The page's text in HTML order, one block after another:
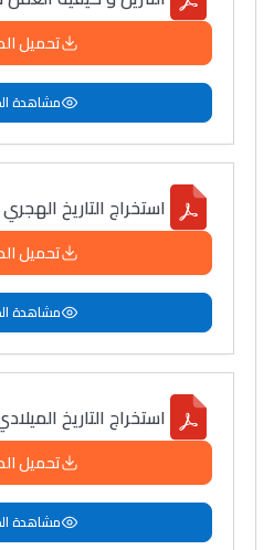
تحميل
مشاهدة
استخراج التاريخ
تحميل
مشاهدة
استخراج التاريخ
تحميل
مشاهدة